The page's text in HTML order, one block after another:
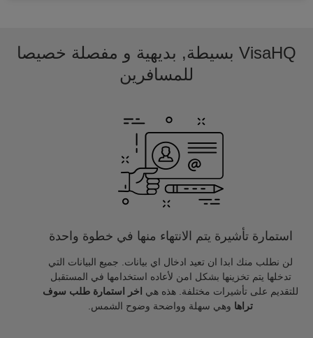
VisaHQ بسيطة, بديهية و مفصلة خصيصا
للمسافرين
استمارة تأشيرة يتم الانتهاء منها في خطوة واحدة
لن نطلب منك ابدا ان تعيد ادخال اي بيانات. جميع البيانات التي
تدخلها يتم تخزينها بشكل امن لأعاده استخدامها في المستقبل
للتقديم على تأشيرات مختلفة. هذه هي
اخر استمارة طلب سوف
تراها وهي سهلة وواضحة وضوح الشمس.